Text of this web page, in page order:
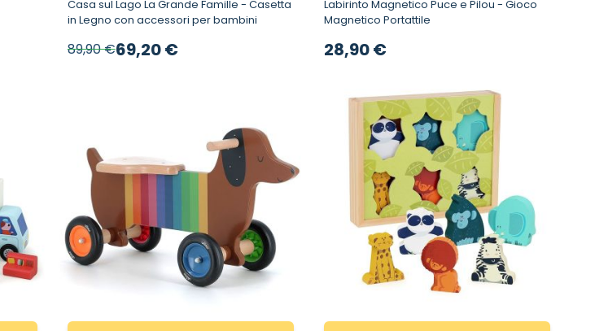
Casa sul Lago La Grande Famille - Casetta
in Legno con accessori per bambini
89,90 €Prezzo speciale
69,20 €
Labirinto Magnetico Puce e Pilou - Gioco
Magnetico Portattile
28,90 €